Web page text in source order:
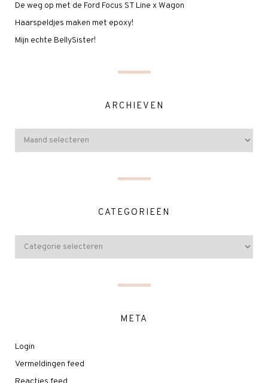
De weg op met de Ford Focus ST Line x Wagon
Haarspeldjes maken met epoxy!
Mijn echte BellySister!
ARCHIEVEN
CATEGORIEËN
META
Login
Vermeldingen feed